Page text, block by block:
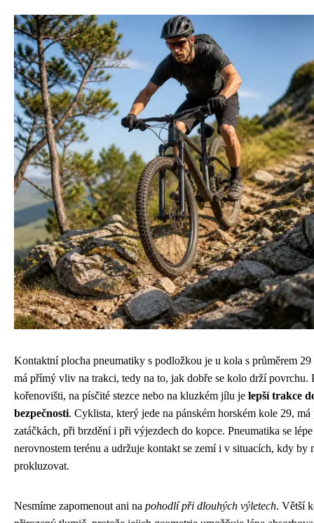
Kontaktní plocha pneumatiky s podložkou je u kola s průměrem
má přímý vliv na trakci, tedy na to, jak dobře se kolo drží povrchu.
kořenovišti, na písčité stezce nebo na kluzkém jílu je lepší trakce
bezpečnosti. Cyklista, který jede na pánském horském kole 29,
zatáčkách, při brzdění i při výjezdech do kopce. Pneumatika se
nerovnostem terénu a udržuje kontakt se zemí i v situacích, kdy by
prokluzovat.
Nesmíme zapomenout ani na pohodlí při dlouhých výletech. Větší